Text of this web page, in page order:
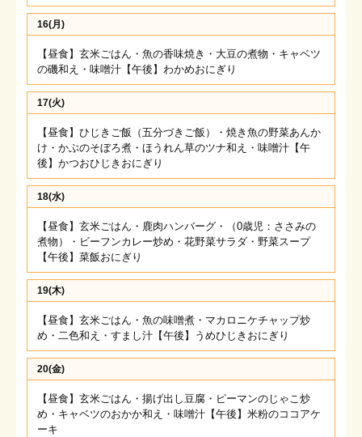
16(月)
【昼食】玄米ごはん・魚の香味焼き・大豆の煮物・キャベツ
の磯和え・味噌汁【午後】わかめおにぎり
17(火)
【昼食】ひじきご飯（五分づきご飯）・焼き魚の野菜あんか
け・かぶのそぼろ煮・ほうれん草のツナ和え・味噌汁【午
後】かつおひじきおにぎり
18(水)
【昼食】玄米ごはん・鹿肉ハンバーグ・（0歳児：ささみの
煮物）・ビーフンカレー炒め・花野菜サラダ・野菜スープ
【午後】菜飯おにぎり
19(木)
【昼食】玄米ごはん・魚の味噌煮・マカロニケチャップ炒
め・二色和え・すまし汁【午後】うめひじきおにぎり
20(金)
【昼食】玄米ごはん・揚げ出し豆腐・ピーマンのじゃこ炒
め・キャベツのおかか和え・味噌汁【午後】米粉のココアケ
ーキ